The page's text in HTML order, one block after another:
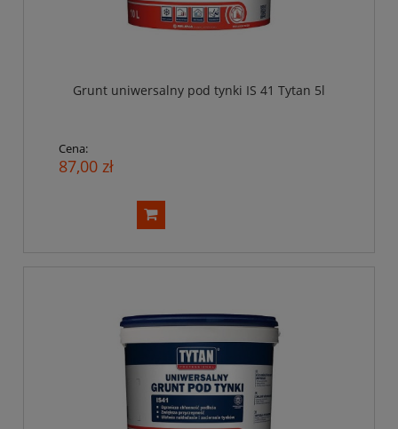
Grunt uniwersalny pod tynki IS 41 Tytan 5l
Cena:
87,00 zł